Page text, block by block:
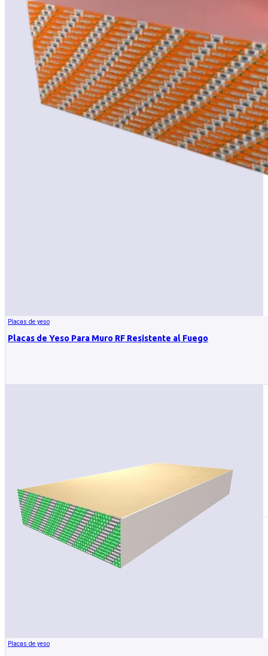
Placas de yeso
Placas de Yeso Para Muro RF Resistente al Fuego
Placas de yeso